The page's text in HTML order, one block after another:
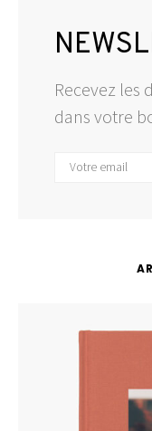
Recevez les
dans votre